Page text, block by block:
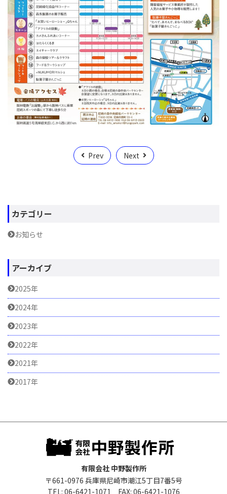
Prev Next
カテゴリー
お知らせ
アーカイブ
2025年
2024年
2023年
2022年
2021年
2017年
有限会社 中野製作所
〒661-0976 兵庫県尼崎市潮江5丁目7番5号
TEL: 06-6421-1071 FAX: 06-6421-1076